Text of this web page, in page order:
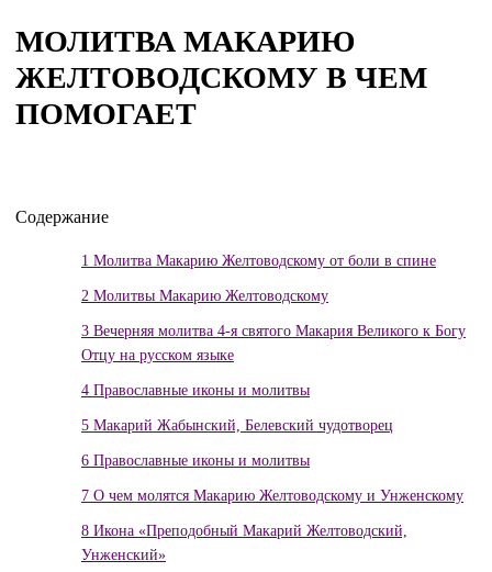
МОЛИТВА МАКАРИЮ
ЖЕЛТОВОДСКОМУ В ЧЕМ
ПОМОГАЕТ
Содержание
1 Молитва Макарию Желтоводскому от боли в спине
2 Молитвы Макарию Желтоводскому
3 Вечерняя молитва 4-я святого Макария Великого к Богу
Отцу на русском языке
4 Православные иконы и молитвы
5 Макарий Жабынский, Белевский чудотворец
6 Православные иконы и молитвы
7 О чем молятся Макарию Желтоводскому и Унженскому
8 Икона «Преподобный Макарий Желтоводский,
Унженский»